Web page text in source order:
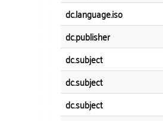
dc.language.iso
dc.publisher
dc.subject
dc.subject
dc.subject